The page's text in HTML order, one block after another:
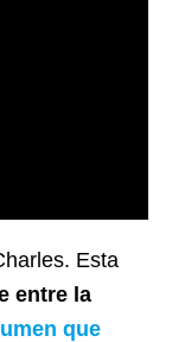
Esta
entre la
que